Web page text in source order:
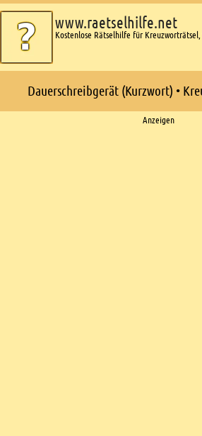
www.raetselhilfe.net
Kostenlose Rätselhilfe für
Dauerschreibgerät (Kurzwort) •
Anzeigen